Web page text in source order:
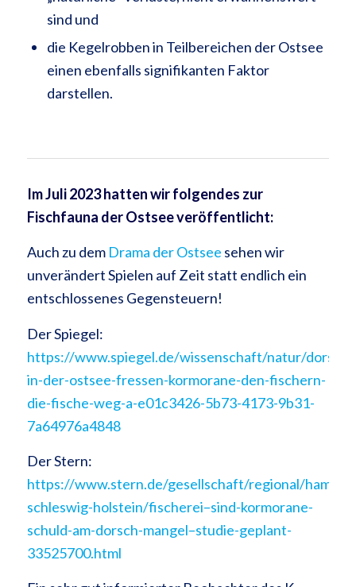
sind und
die Kegelrobben in Teilbereichen der Ostsee
einen ebenfalls signifikanten Faktor
darstellen.
Im Juli 2023 hatten wir folgendes zur
Fischfauna der Ostsee veröffentlicht:
Auch zu dem Drama der Ostsee sehen wir
unverändert Spielen auf Zeit statt endlich ein
entschlossenes Gegensteuern!
Der Spiegel:
https://www.spiegel.de/wissenschaft/natur/
in-der-ostsee-fressen-kormorane-den-fischern-
die-fische-weg-a-e01c3426-5b73-4173-9b31-
7a64976a4848
Der Stern:
https://www.stern.de/gesellschaft/regional/
schleswig-holstein/fischerei–sind-kormorane-
schuld-am-dorsch-mangel–studie-geplant-
33525700.html